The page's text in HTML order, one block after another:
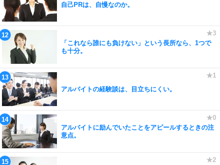
自己PRは、自慢なのか。
「これなら誰にも負けない」という長所なら、1つで
も十分。
アルバイトの経験談は、目立ちにくい。
アルバイトに励んでいたことをアピールするときの注
意点。